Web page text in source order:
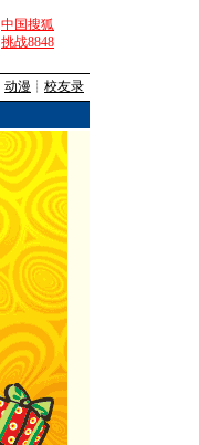
中国搜狐
挑战8848
动漫 ┊ 校友录